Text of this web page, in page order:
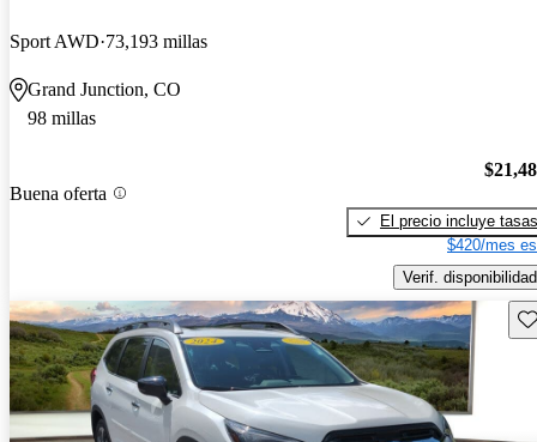
Sport AWD 73,193 millas
Grand Junction, CO
98 millas
Buena oferta
El precio incluye tasas
$420/mes
Verif. disponibilidad